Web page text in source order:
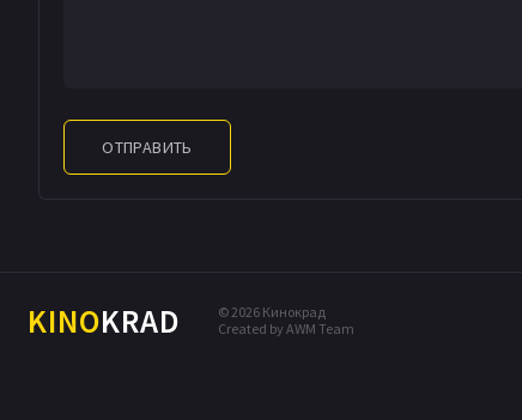
ОТПРАВИТЬ
KINOKRAD
© 2026 Кинокрад
Created by AWM Team